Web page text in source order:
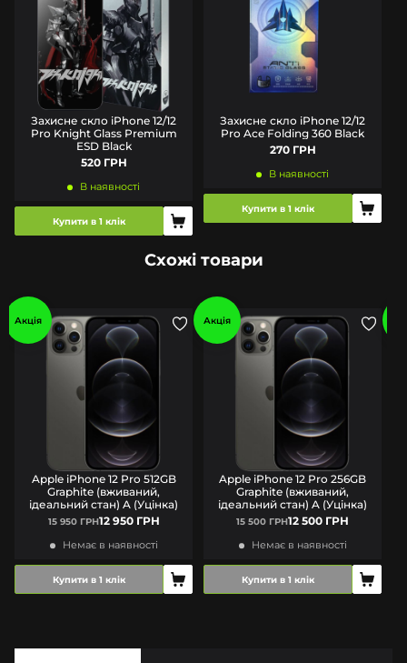
Захисне скло iPhone 12/12
Pro Knight Glass Premium
ESD Black
520 ГРН
В наявності
Купити в 1 клік
Захисне скло iPhone 12/12
Pro Ace Folding 360 Black
270 ГРН
В наявності
Купити в 1 клік
Схожі товари
Акція
Apple iPhone 12 Pro 512GB
Graphite (вживаний,
ідеальний стан) A (Уцінка)
15 950 ГРН12 950 ГРН
Немає в наявності
Купити в 1 клік
Акція
Apple iPhone 12 Pro 256GB
Graphite (вживаний,
ідеальний стан) A (Уцінка)
15 500 ГРН12 500 ГРН
Немає в наявності
Купити в 1 клік